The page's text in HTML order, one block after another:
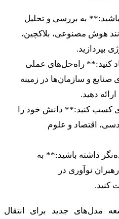
به بررسی و تحلیل
هوش مصنوعی، بلاکچین،
بپردازید.
کنید:** راه‌حل‌های عملی
و سازمان‌ها در زمینه
دهید.
کسب کنید:** دانش خود را
اقتصاد و علوم
داشته باشید:** به
نوآوری در
کنید.
مدل‌های جدید برای انتقال